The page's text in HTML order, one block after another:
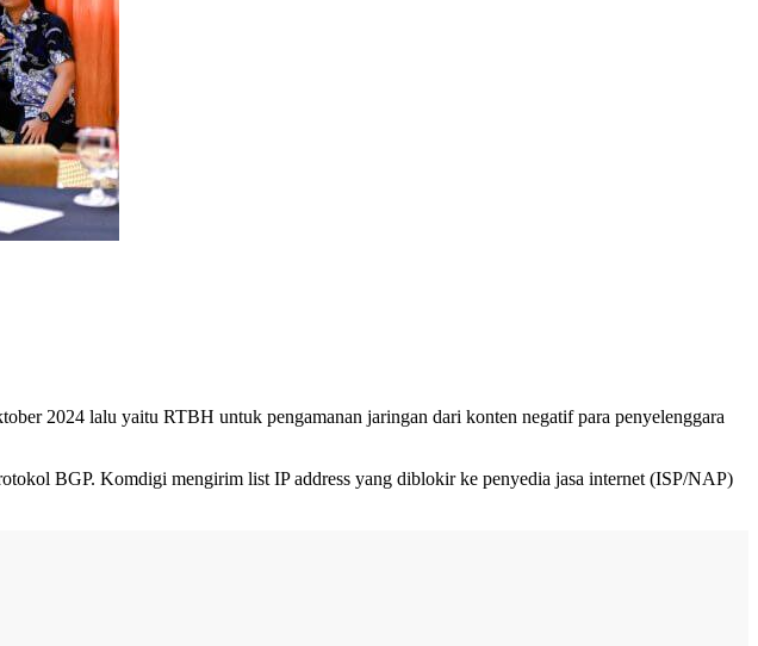
2024 lalu yaitu RTBH untuk pengamanan jaringan dari konten negatif para penyelenggara
BGP. Komdigi mengirim list IP address yang diblokir ke penyedia jasa internet (ISP/NAP)